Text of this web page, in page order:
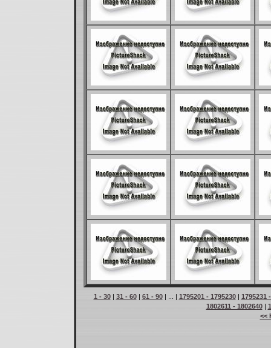
1 - 30| 31 - 60| 61 - 90| ... | 1795201 - 1795230| 1795231
1802611 - 1802640|
<<